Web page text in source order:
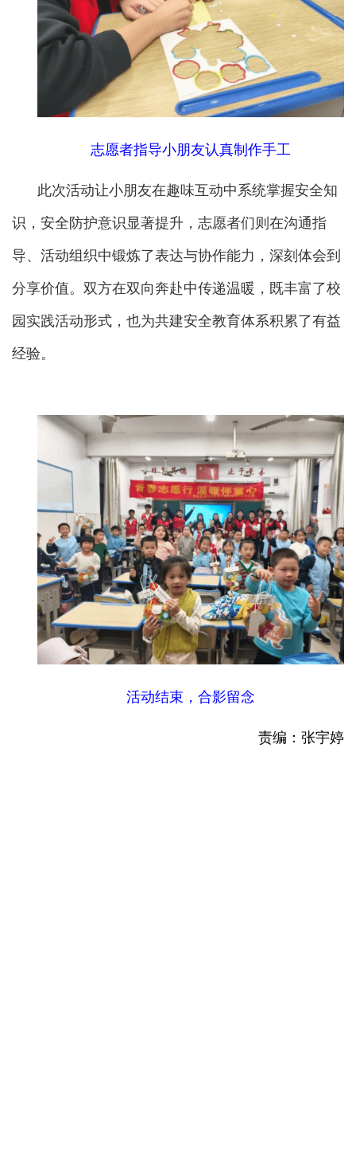
志愿者指导小朋友认真制作手工
此次活动让小朋友在趣味互动中系统掌握安全知
识，安全防护意识显著提升，志愿者们则在沟通指
导、活动组织中锻炼了表达与协作能力，深刻体会到
分享价值。双方在双向奔赴中传递温暖，既丰富了校
园实践活动形式，也为共建安全教育体系积累了有益
经验。
活动结束，合影留念
责编：张宇婷